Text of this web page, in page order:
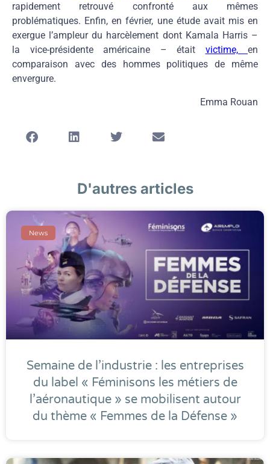
rapidement retrouvé confronté aux mêmes
problématiques. Enfin, en février, une étude avait mis en
exergue l’ampleur du harcèlement dont Kamala Harris –
la vice-présidente américaine – était victime, en
comparaison avec des hommes politiques de même
envergure.
Emma Rouan
D'autres articles
News
Semaine de l’industrie : les entreprises
du label « Féminisons les métiers de
l’aéronautique » se mobilisent autour
du thème « Femmes de la Défense »